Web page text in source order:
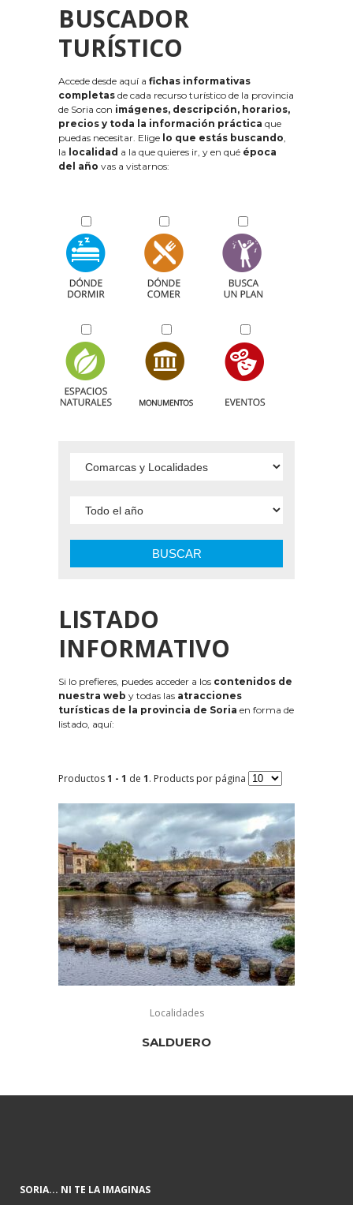
BUSCADOR
TURÍSTICO
Accede desde aquí a fichas informativas
completas de cada recurso turístico de la provincia
de Soria con imágenes, descripción, horarios,
precios y toda la información práctica que
puedas necesitar. Elige lo que estás buscando,
la localidad a la que quieres ir, y en qué época
del año vas a vistarnos:
BUSCAR
LISTADO
INFORMATIVO
Si lo prefieres, puedes acceder a los contenidos de
nuestra web y todas las atracciones
turísticas de la provincia de Soria en forma de
listado, aquí:
Productos1 - 1 de 1. Products por página
Localidades
SALDUERO
SORIA... NI TE LA IMAGINAS